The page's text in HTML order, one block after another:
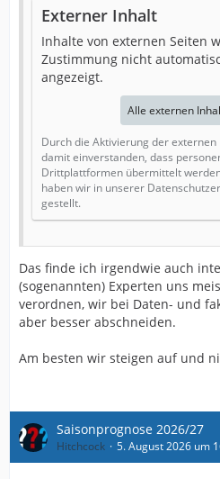
Externer Inhalt
Inhalte von externen Seiten
Zustimmung nicht
angezeigt.
Alle externen
Durch die Aktivierung der
damit einverstanden, dass
Drittplattformen übermittelt
haben wir in unserer
gestellt.
Das finde ich irgendwie auch
(sogenannten) Experten uns
verordnen, wir bei Daten- und
aber besser abschneiden.
Am besten wir steigen auf und
Saisonprognose 2026/27
Hitchcock 5. August 2026 um